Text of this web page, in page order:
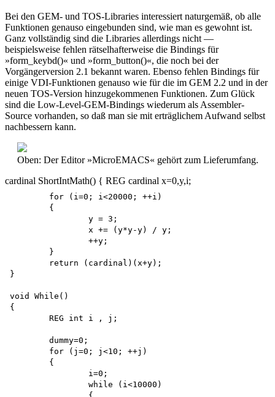
Bei den GEM- und TOS-Libraries interessiert naturgemäß, ob alle
Funktionen genauso eingebunden sind, wie man es gewohnt ist.
Ganz vollständig sind die Libraries allerdings nicht —
beispielsweise fehlen rätselhafterweise die Bindings für
»form_keybd()« und »form_button()«, die noch bei der
Vorgängerversion 2.1 bekannt waren. Ebenso fehlen Bindings für
einige VDI-Funktionen genauso wie für die im GEM 2.2 und in der
neuen TOS-Version hinzugekommenen Funktionen. Zum Glück
sind die Low-Level-GEM-Bindings wiederum als Assembler-
Source vorhanden, so daß man sie mit erträglichem Aufwand selbst
nachbessern kann.
Oben: Der Editor »MicroEMACS« gehört zum Lieferumfang.
cardinal ShortIntMath() { REG cardinal x=0,y,i;
}
void While()
{